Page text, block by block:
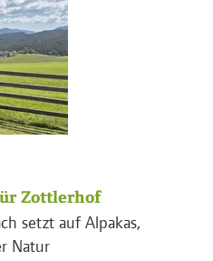
Zottlerhof
setzt auf Alpakas,
Natur